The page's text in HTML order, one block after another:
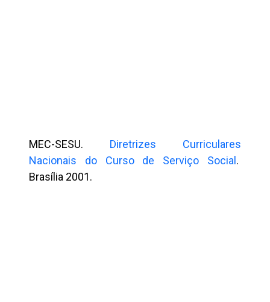
MEC-SESU. Diretrizes Curriculares
Nacionais do Curso de Serviço Social .
Brasília 2001.